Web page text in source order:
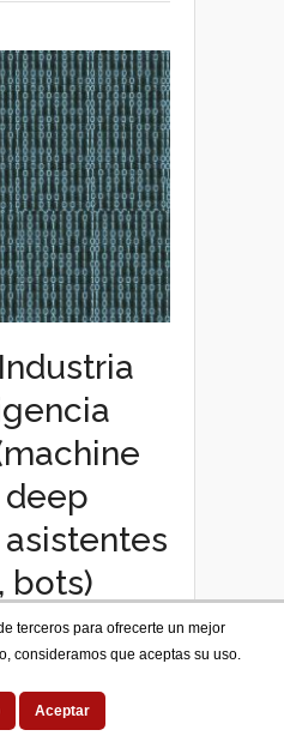
deep
bots)
Podcast
Industria
está vinculada a
terceros para ofrecerte un mejor
consideramos que aceptas su uso.
Aceptar